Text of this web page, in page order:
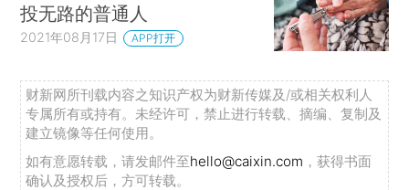
投无路的普通人
2021年08月17日 APP打开
财新网所刊载内容之知识产权为财新传媒及/或相关权利人
专属所有或持有。未经许可，禁止进行转载、摘编、复制及
建立镜像等任何使用。
如有意愿转载，请发邮件至hello@caixin.com ，获得书面
确认及授权后，方可转载。